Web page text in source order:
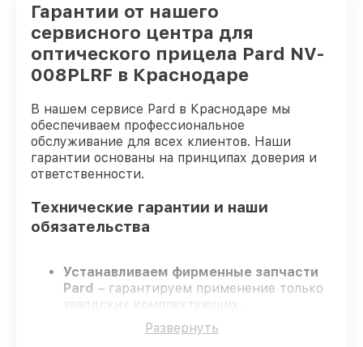
Гарантии от нашего
сервисного центра для
оптического прицела Pard NV-
008PLRF в Краснодаре
В нашем сервисе Pard в Краснодаре мы
обеспечиваем профессиональное
обслуживание для всех клиентов. Наши
гарантии основаны на принципах доверия и
ответственности.
Технические гарантии и наши
обязательства
Устанавливаем фирменные запчасти
Pard – гарантируем применение только
заводских комплектующих.
Сертифицированные специалисты
проходят постоянное обучение, что
Развернуть